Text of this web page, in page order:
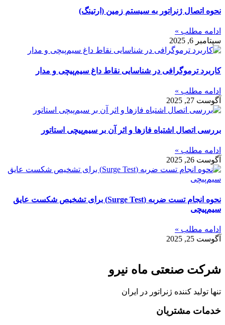
نحوه اتصال ژنراتور به سیستم زمین (ارتینگ)
ادامه مطلب »
سپتامبر 6, 2025
کاربرد ترموگرافی در شناسایی نقاط داغ سیم‌پیچی و مدار
ادامه مطلب »
آگوست 27, 2025
بررسی اتصال اشتباه فازها و اثر آن بر سیم‌پیچی استاتور
ادامه مطلب »
آگوست 26, 2025
نحوه انجام تست ضربه (Surge Test) برای تشخیص شکست عایق
سیم‌پیچی
ادامه مطلب »
آگوست 25, 2025
شرکت صنعتی ماه نیرو
تنها تولید کننده ژنراتور در ایران
خدمات مشتریان